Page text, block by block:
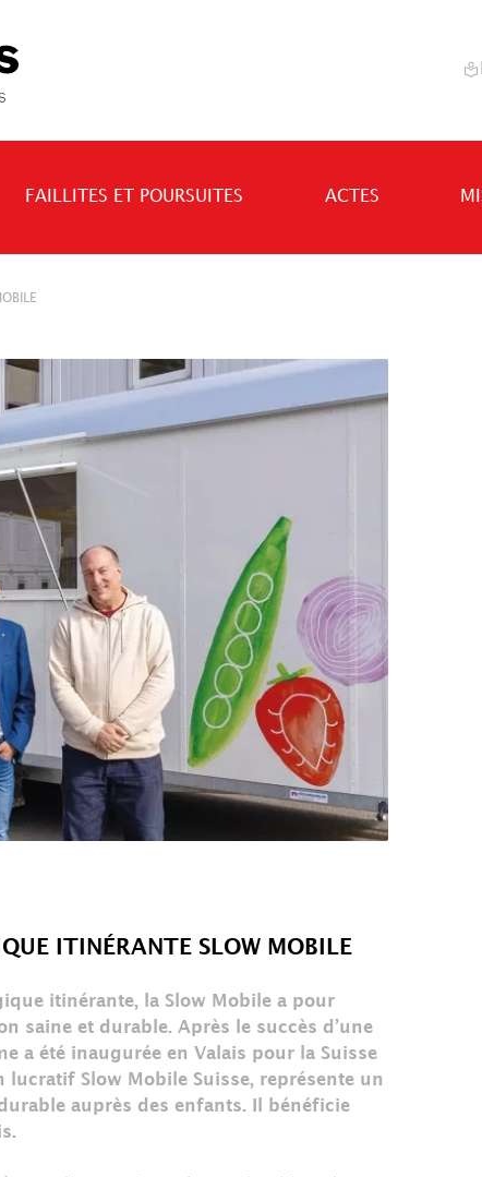
FAILLITES ET POURSUITES ACTES
ITINÉRANTE SLOW MOBILE
itinérante, la Slow Mobile a pour
saine et durable. Après le succès d’une
a été inaugurée en Valais pour la Suisse
lucratif Slow Mobile Suisse, représente un
auprès des enfants. Il bénéficie